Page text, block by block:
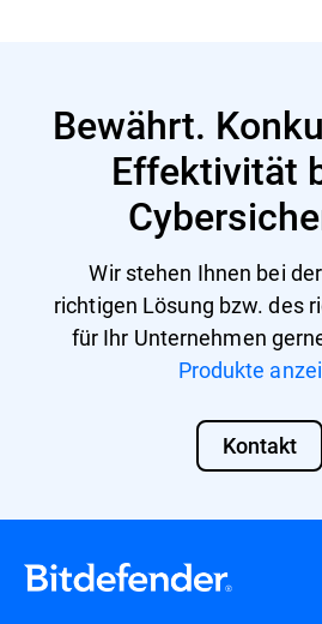
Bewährt.
Effektivität
Wir stehen Ihnen bei
richtigen Lösung bzw. des
für Ihr Unternehmen
Produkte
Kontakt